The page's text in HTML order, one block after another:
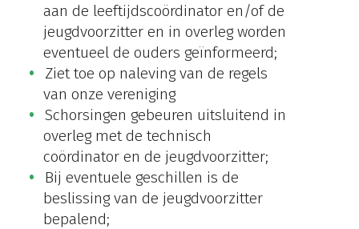
aan de leeftijdscoördinator en/of de
jeugdvoorzitter en in overleg worden
eventueel de ouders geïnformeerd;
Ziet toe op naleving van de regels
van onze vereniging
Schorsingen gebeuren uitsluitend in
overleg met de technisch
coördinator en de jeugdvoorzitter;
Bij eventuele geschillen is de
beslissing van de jeugdvoorzitter
bepalend;